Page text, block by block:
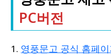
PC버전
1. 영풍문고 공식 홈페이